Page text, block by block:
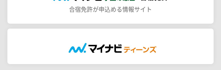
合宿免許が申込める情報サイト